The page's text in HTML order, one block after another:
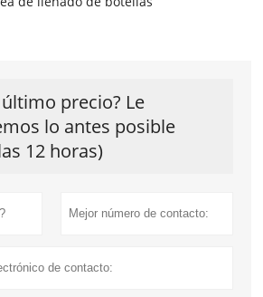
precio? Le
lo antes posible
12 horas)